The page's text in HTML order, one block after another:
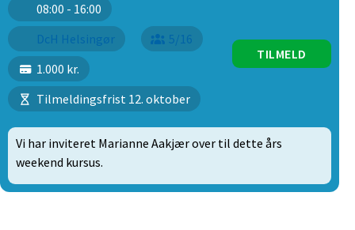
08:00 - 16:00
DcH Helsingør
5/16
1.000 kr.
Tilmeldingsfrist 12. oktober
TILMELD
Vi har inviteret Marianne Aakjær over til dette års
weekend kursus.